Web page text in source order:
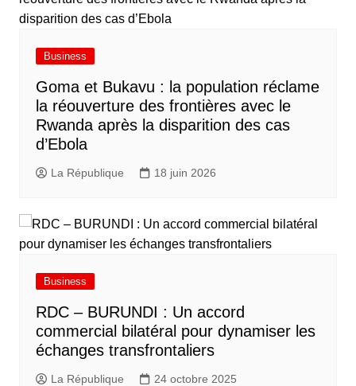
Business
Goma et Bukavu : la population réclame
la réouverture des frontières avec le
Rwanda après la disparition des cas
d’Ebola
La République 18 juin 2026
Business
RDC – BURUNDI : Un accord
commercial bilatéral pour dynamiser les
échanges transfrontaliers
La République 24 octobre 2025